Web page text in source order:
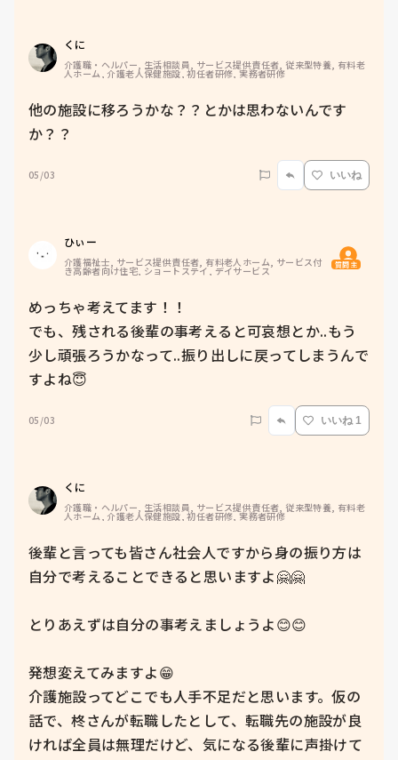
くに
介護職・ヘルパー, 生活相談員, サービス提供責任者, 従来型特養, 有料老
人ホーム, 介護老人保健施設, 初任者研修, 実務者研修
他の施設に移ろうかな？？とかは思わないんです
か？？
05/03 いいね
ひぃー
介護福祉士, サービス提供責任者, 有料老人ホーム, サービス付
き高齢者向け住宅, ショートステイ, デイサービス 質問主
めっちゃ考えてます！！
でも、残される後輩の事考えると可哀想とか..もう
少し頑張ろうかなって..振り出しに戻ってしまうんで
すよね😇
05/03 いいね 1
くに
介護職・ヘルパー, 生活相談員, サービス提供責任者, 従来型特養, 有料老
人ホーム, 介護老人保健施設, 初任者研修, 実務者研修
後輩と言っても皆さん社会人ですから身の振り方は
自分で考えることできると思いますよ🤗🤗
とりあえずは自分の事考えましょうよ😊😊
発想変えてみますよ😁
介護施設ってどこでも人手不足だと思います。仮の
話で、柊さんが転職したとして、転職先の施設が良
ければ全員は無理だけど、気になる後輩に声掛けて